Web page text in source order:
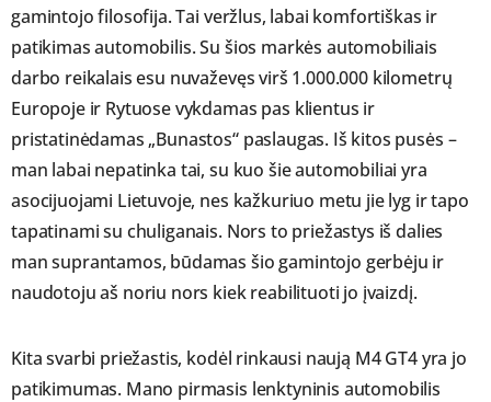
gamintojo filosofija. Tai veržlus, labai komfortiškas ir
patikimas automobilis. Su šios markės automobiliais
darbo reikalais esu nuvaževęs virš 1.000.000 kilometrų
Europoje ir Rytuose vykdamas pas klientus ir
pristatinėdamas „Bunastos“ paslaugas. Iš kitos pusės –
man labai nepatinka tai, su kuo šie automobiliai yra
asocijuojami Lietuvoje, nes kažkuriuo metu jie lyg ir tapo
tapatinami su chuliganais. Nors to priežastys iš dalies
man suprantamos, būdamas šio gamintojo gerbėju ir
naudotoju aš noriu nors kiek reabilituoti jo įvaizdį.
Kita svarbi priežastis, kodėl rinkausi naują M4 GT4 yra jo
patikimumas. Mano pirmasis lenktyninis automobilis